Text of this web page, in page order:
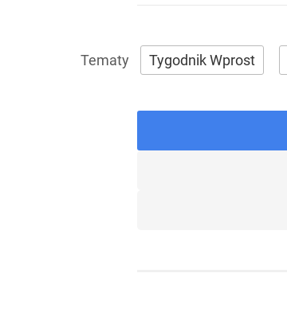
Tygodnik Wprost